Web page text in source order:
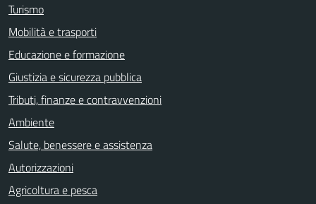
Turismo
Mobilità e trasporti
Educazione e formazione
Giustizia e sicurezza pubblica
Tributi, finanze e contravvenzioni
Ambiente
Salute, benessere e assistenza
Autorizzazioni
Agricoltura e pesca